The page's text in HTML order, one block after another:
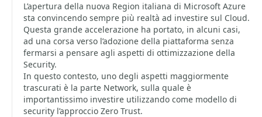
L’apertura della nuova Region italiana di Microsoft Azure
sta convincendo sempre più realtà ad investire sul Cloud.
Questa grande accelerazione ha portato, in alcuni casi,
ad una corsa verso l’adozione della piattaforma senza
fermarsi a pensare agli aspetti di ottimizzazione della
Security.
In questo contesto, uno degli aspetti maggiormente
trascurati è la parte Network, sulla quale è
importantissimo investire utilizzando come modello di
security l’approccio Zero Trust.